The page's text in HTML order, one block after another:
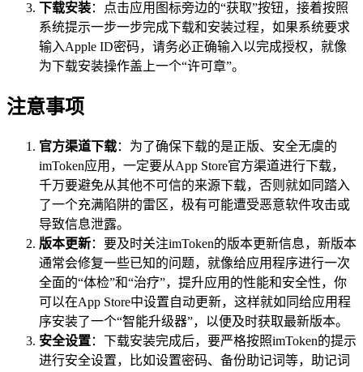
下载安装：点击应用图标旁边的“获取”按钮，接着按照
系统提示一步一步完成下载和安装过程，如果系统要求
输入Apple ID密码，请务必正确输入以完成授权，就像
为下载安装操作盖上一个“许可章”。
注意事项
官方渠道下载：为了确保下载的是正版、安全无虞的
imToken应用，一定要从App Store官方渠道进行下载，
千万要避免从其他不可信的来源下载，否则就如同踏入
了一个充满陷阱的雷区，极有可能遭受恶意软件攻击或
导致信息泄露。
版本更新：要及时关注imToken的版本更新信息，新版本
通常会修复一些已知的问题，就像给应用程序进行一次
全面的“体检”和“治疗”，提升应用的性能和安全性，你
可以在App Store中设置自动更新，这样就如同给应用程
序安装了一个“智能升级器”，以便及时获取最新版本。
安全设置：下载安装完成后，要严格按照imToken的提示
进行安全设置，比如设置密码、备份助记词等，助记词